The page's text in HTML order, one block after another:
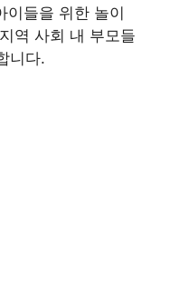
이들을 위한 놀이
역 사회 내 부모들
니다.